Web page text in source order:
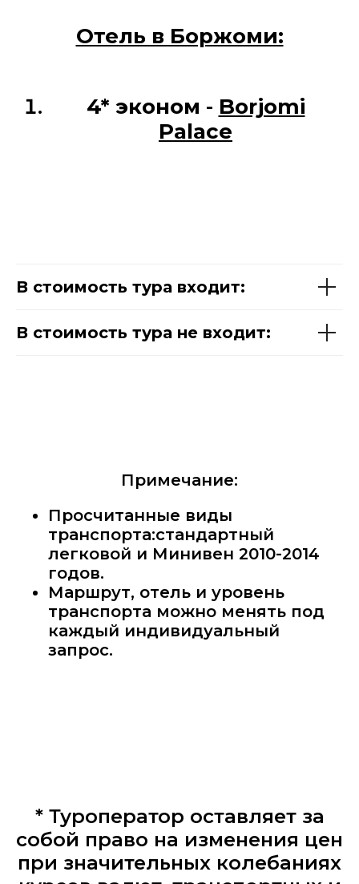
Отель в Боржоми:
4* эконом - Borjomi
Palace
В стоимость тура входит:
В стоимость тура не входит:
Примечание:
Просчитанные виды
транспорта:стандартный
легковой и Минивен 2010-2014
годов.
Маршрут, отель и уровень
транспорта можно менять под
каждый индивидуальный
запрос.
* Туроператор оставляет за
собой право на изменения цен
при значительных колебаниях